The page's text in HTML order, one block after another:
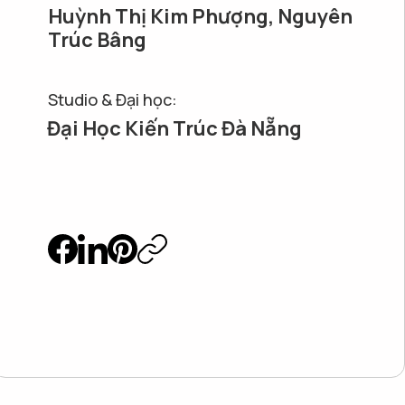
Huỳnh Thị Kim Phượng, Nguyên
Trúc Bâng
Studio & Đại học:
Đại Học Kiến Trúc Đà Nẵng